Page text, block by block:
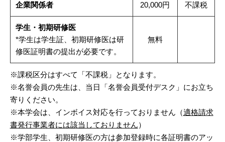
企業関係者 20,000円 不課税
学生・初期研修医
*学生は学生証、初期研修医は研
修医証明書の提出が必要です。
無料
※課税区分はすべて「不課税」となります。
※名誉会員の先生は、当日「名誉会員受付デスク」にお立ち
寄りください。
※本学会は、インボイス対応を行っておりません（適格請求
書発行事業者には該当しておりません）
※学部学生、初期研修医の方は参加登録時に各証明書のアッ